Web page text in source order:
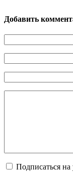
Добавить
Подписаться